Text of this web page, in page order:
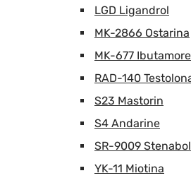
LGD Ligandrol
MK-2866 Ostarina
MK-677
RAD-140
S23 Mastorin
S4 Andarine
SR-9009
YK-11 Miotina